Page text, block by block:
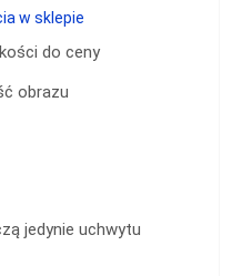
do ceny
obrazu
jedynie uchwytu
w sklepie